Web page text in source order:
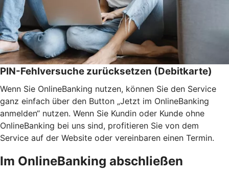
PIN-Fehlversuche zurücksetzen (Debitkarte)
Wenn Sie OnlineBanking nutzen, können Sie den Service
ganz einfach über den Button „Jetzt im OnlineBanking
anmelden“ nutzen. Wenn Sie Kundin oder Kunde ohne
OnlineBanking bei uns sind, profitieren Sie von dem
Service auf der Website oder vereinbaren einen Termin.
Im OnlineBanking abschließen